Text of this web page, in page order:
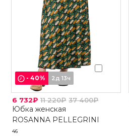
-40% 2д 13ч
6 732₽ 11 220₽ 37 400₽
Юбка женская
ROSANNA PELLEGRINI
46